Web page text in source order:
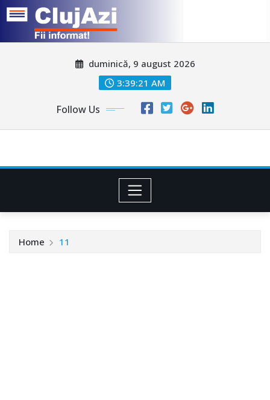
duminică, 9 august 2026
3:39:24 AM
Follow Us
Home 11